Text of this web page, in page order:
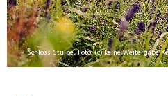
Schloss Stülpe, Foto: (c) keine Weitergabe